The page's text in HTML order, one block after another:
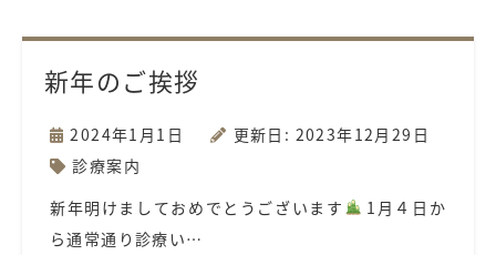
新年のご挨拶
2024年1月1日
更新日: 2023年12月29日
診療案内
新年明けましておめでとうございます
1月４日か
ら通常通り診療い…